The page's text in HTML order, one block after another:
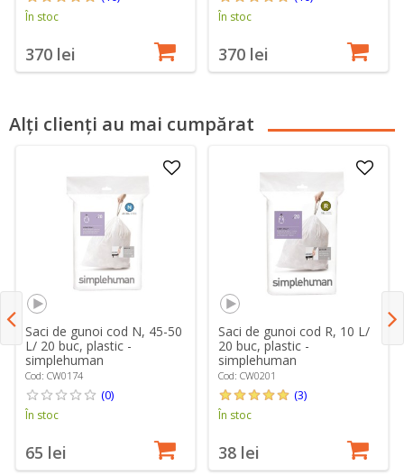
În stoc
370 lei
În stoc
370 lei
Alți clienți au mai cumpărat
Saci de gunoi cod N, 45-50
L/ 20 buc, plastic -
simplehuman
Cod: CW0174
(0)
În stoc
65 lei
Saci de gunoi cod R, 10 L/
20 buc, plastic -
simplehuman
Cod: CW0201
(3)
În stoc
38 lei